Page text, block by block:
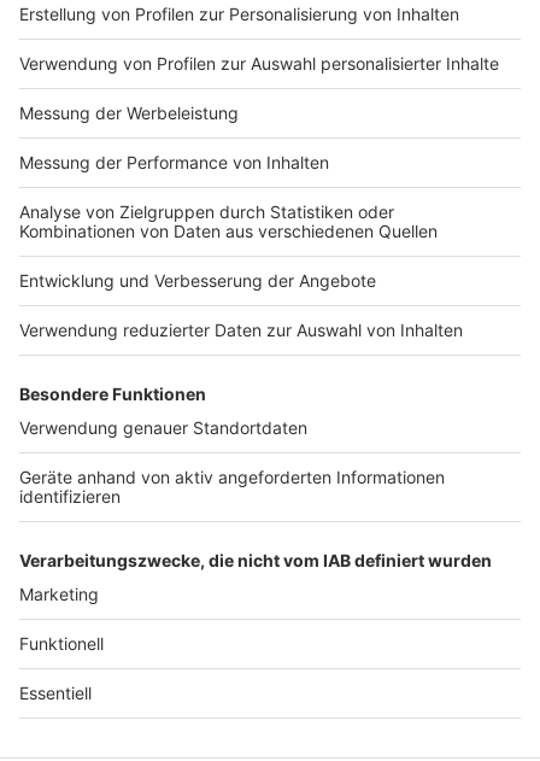
Impressum
Nutzungsbedingungen
Jobs
Presse
Archiv
Teilnahmebedingungen
Geschäftsbedingungen
ANTENNE BAYERN GROUP
Kontakt
Studio-Hotline
Werbung
Datenschutzerklärung
Cookie- und Drittanbieter-
ROCK ANTENNE
Region wechseln